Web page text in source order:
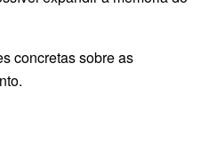
concretas sobre as